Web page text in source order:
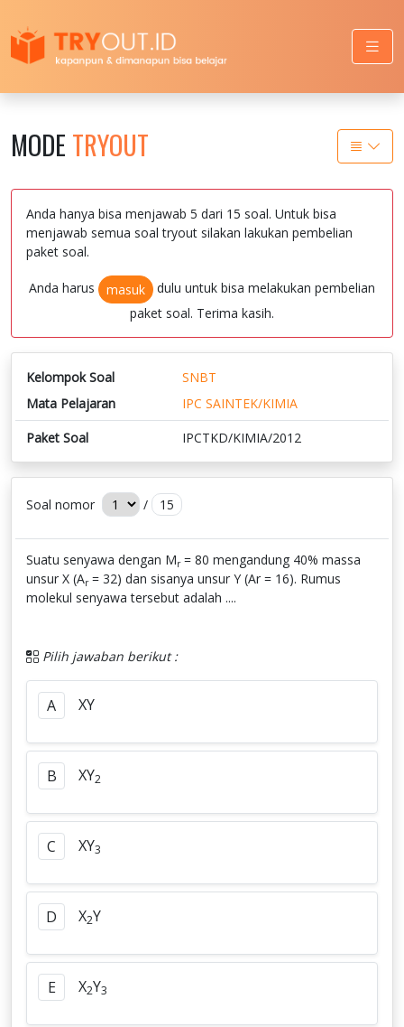
MODE TRYOUT
Anda hanya bisa menjawab 5 dari 15 soal. Untuk bisa
menjawab semua soal tryout silakan lakukan pembelian
paket soal.
Anda harus masuk
dulu untuk bisa melakukan pembelian
paket soal. Terima kasih.
Kelompok Soal
SNBT
Mata Pelajaran
IPC SAINTEK/KIMIA
Paket Soal
IPCTKD/KIMIA/2012
Soal nomor / 15
Suatu senyawa dengan Mr= 80 mengandung 40% massa
unsur X (Ar= 32) dan sisanya unsur Y (Ar = 16). Rumus
molekul senyawa tersebut adalah ....
Pilih jawaban berikut :
A XY
B XY2
C XY3
D X2Y
E X2Y3